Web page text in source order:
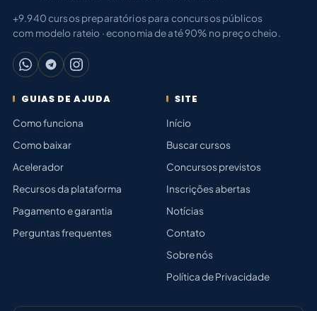
+9.940 cursos preparatórios para concursos públicos
com modelo rateio · economia de até 90% no preço cheio.
GUIAS DE AJUDA
Como funciona
Como baixar
Acelerador
Recursos da plataforma
Pagamento e garantia
Perguntas frequentes
SITE
Início
Buscar cursos
Concursos previstos
Inscrições abertas
Notícias
Contato
Sobre nós
Política de Privacidade